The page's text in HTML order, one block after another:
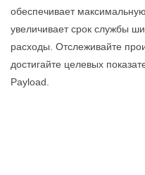
обеспечивает
увеличивает срок службы
расходы. Отслеживайте
достигайте целевых
Payload.